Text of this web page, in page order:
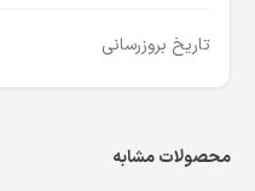
تاریخ بروزرسانی
محصولات مشابه